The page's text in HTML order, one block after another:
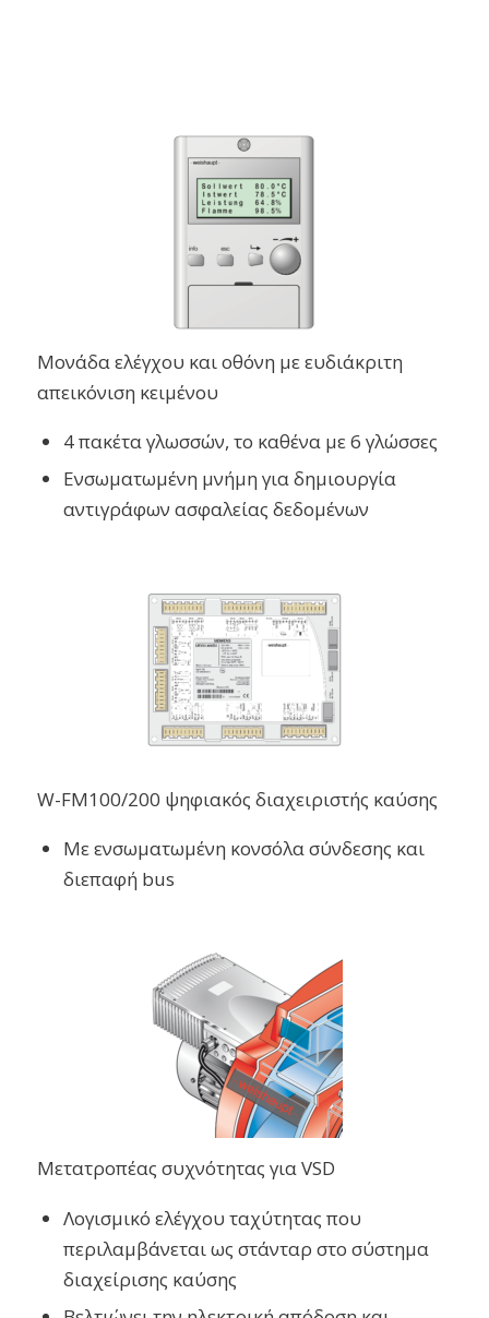
Μονάδα ελέγχου και oθόνη με ευδιάκριτη
απεικόνιση κειμένου
4 πακέτα γλωσσών, το καθένα με 6 γλώσσες
Ενσωματωμένη μνήμη για δημιουργία
αντιγράφων ασφαλείας δεδομένων
W-FM100/200 ψηφιακός διαχειριστής καύσης
Με ενσωματωμένη κονσόλα σύνδεσης και
διεπαφή bus
Μετατροπέας συχνότητας για VSD
Λογισμικό ελέγχου ταχύτητας που
περιλαμβάνεται ως στάνταρ στο σύστημα
διαχείρισης καύσης